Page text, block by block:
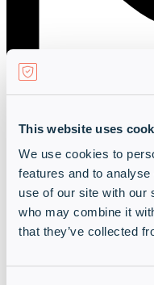
This website uses
We use cookies to
features and to
use of our site with our
who may combine it
that they’ve collected